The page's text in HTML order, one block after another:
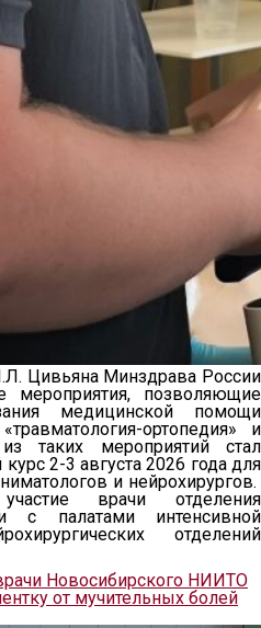
Цивьяна Минздрава России
мероприятия, позволяющие
медицинской помощи
ортопедия» и
таких мероприятий стал
2-3 августа 2026 года для
и нейрохирургов.
врачи отделения
с палатами интенсивной
отделений
Новосибирского НИИТО
от мучительных болей